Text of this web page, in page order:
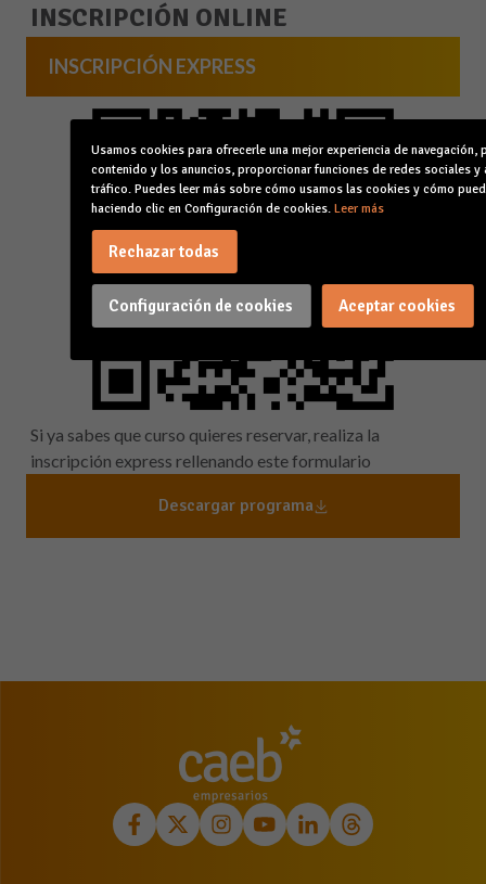
INSCRIPCIÓN ONLINE
INSCRIPCIÓN EXPRESS
Si ya sabes que curso quieres reservar, realiza la
inscripción express rellenando este formulario
Descargar programa
Usamos cookies para ofrecerle una mejor experiencia de navegación,
contenido y los anuncios, proporcionar funciones de redes sociales y
tráfico. Puedes leer más sobre cómo usamos las cookies y cómo
haciendo clic en Configuración de cookies.Leer más
Configuración de cookies Aceptar cookies
Rechazar todas